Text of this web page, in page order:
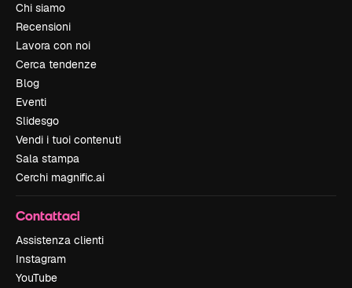
Chi siamo
Recensioni
Lavora con noi
Cerca tendenze
Blog
Eventi
Slidesgo
Vendi i tuoi contenuti
Sala stampa
Cerchi magnific.ai
Contattaci
Assistenza clienti
Instagram
YouTube